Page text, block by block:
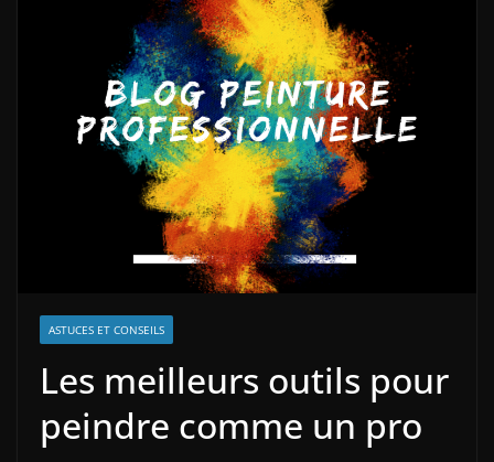
ASTUCES ET CONSEILS
Les meilleurs outils pour
peindre comme un pro